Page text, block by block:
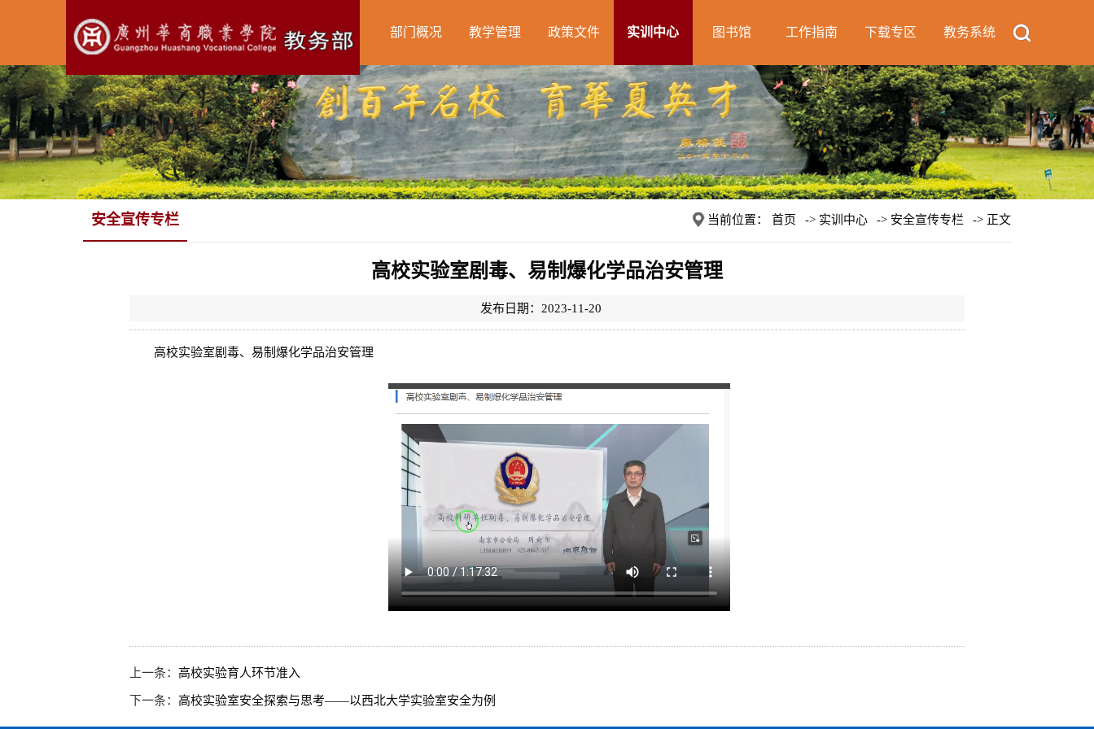
部门概况 教学管理 政策文件 实训中心 图书馆 工作指南 下载专区 教务系统
安全宣传专栏 当前位置： 首页 -> 实训中心 -> 安全宣传专栏 -> 正文
高校实验室剧毒、易制爆化学品治安管理
发布日期：2023-11-20
高校实验室剧毒、易制爆化学品治安管理
上一条： 高校实验育人环节准入
下一条： 高校实验室安全探索与思考——以西北大学实验室安全为例